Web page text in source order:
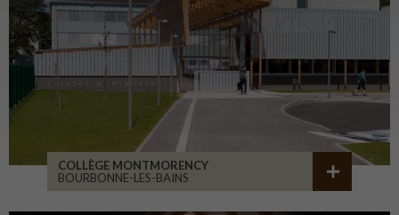
COLLÈGE MONTMORENCY
BOURBONNE-LES-BAINS